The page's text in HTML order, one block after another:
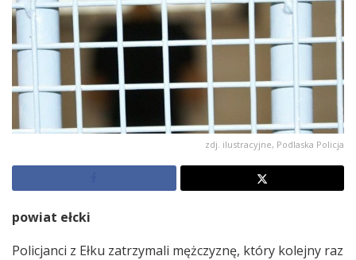
zdj. ilustracyjne, Podlaska Policja
powiat ełcki
Policjanci z Ełku zatrzymali mężczyznę, który kolejny raz